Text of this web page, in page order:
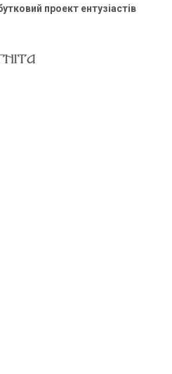
проект ентузіастів